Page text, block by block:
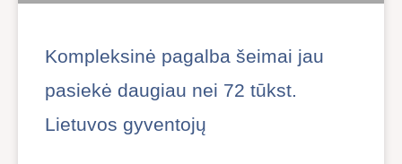
Kompleksinė pagalba šeimai jau
pasiekė daugiau nei 72 tūkst.
Lietuvos gyventojų